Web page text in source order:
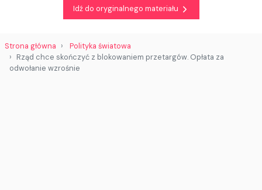
Idź do oryginalnego materiału
Strona główna
Polityka światowa
Rząd chce skończyć z blokowaniem przetargów. Opłata za
odwołanie wzrośnie